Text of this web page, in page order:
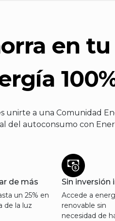
en
unirte a una Comunidad
del autoconsumo con
de más
un 25% en
de la luz
Sin inversión
Accede a
renovable sin
necesidad de